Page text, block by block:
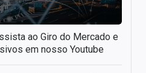
ao Giro do Mercado e
em nosso Youtube